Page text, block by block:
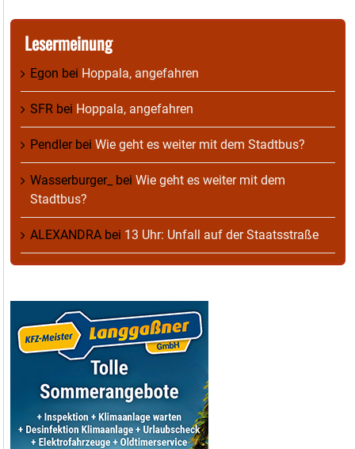
Lesermeinung
Egon bei Hoppala, angefahren
SFR bei Hoppala, angefahren
Pendlerbei Wie geht es weiter mit dem Stadtbus?
Wasserburger_ bei Wie geht es weiter mit dem
Stadtbus?
ALEXANDRA bei 13 Uhr: Unfall auf der Staatsstraße